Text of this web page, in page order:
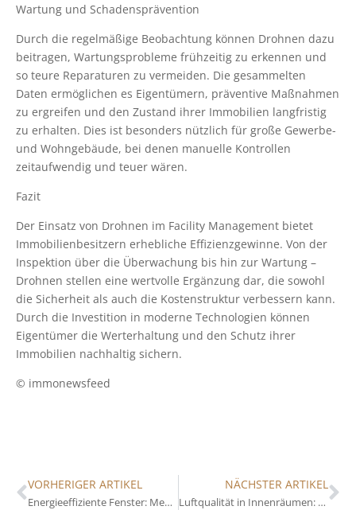
Wartung und Schadensprävention
Durch die regelmäßige Beobachtung können Drohnen dazu
beitragen, Wartungsprobleme frühzeitig zu erkennen und
so teure Reparaturen zu vermeiden. Die gesammelten
Daten ermöglichen es Eigentümern, präventive Maßnahmen
zu ergreifen und den Zustand ihrer Immobilien langfristig
zu erhalten. Dies ist besonders nützlich für große Gewerbe-
und Wohngebäude, bei denen manuelle Kontrollen
zeitaufwendig und teuer wären.
Fazit
Der Einsatz von Drohnen im Facility Management bietet
Immobilienbesitzern erhebliche Effizienzgewinne. Von der
Inspektion über die Überwachung bis hin zur Wartung –
Drohnen stellen eine wertvolle Ergänzung dar, die sowohl
die Sicherheit als auch die Kostenstruktur verbessern kann.
Durch die Investition in moderne Technologien können
Eigentümer die Werterhaltung und den Schutz ihrer
Immobilien nachhaltig sichern.
© immonewsfeed
VORHERIGER ARTIKEL
Energieeffiziente Fenster: Mehrwert für Ihre Immobilie
NÄCHSTER ARTIKEL
Luftqualität in Innenräumen: Ein unsichtbarer Mehrwert für Immobilieneigentümer